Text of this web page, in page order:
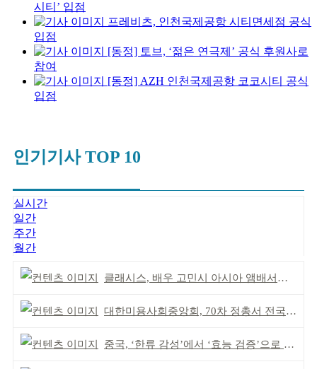
시티’ 입점
프레비츠, 인천국제공항 시티면세점 공식
입점
[동정] 토브, ‘젊은 연극제’ 공식 후원사로
참여
[동정] AZH 인천국제공항 코코시티 공식
입점
인기기사 TOP 10
실시간
일간
주간
월간
클래시스, 배우 고민시 아시아 앰배서더로 선정
대한미용사회중앙회, 70차 정총서 전국 회원 단결 다짐
중국, ‘한류 감성’에서 ‘효능 검증’으로 중심 이동